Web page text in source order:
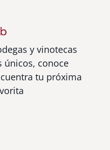
y vinotecas
únicos, conoce
tu próxima